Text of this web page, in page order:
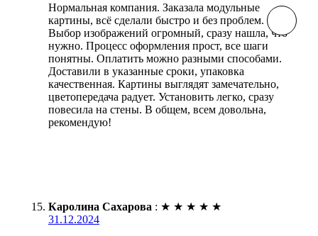
Нормальная компания. Заказала модульные
картины, всё сделали быстро и без проблем.
Выбор изображений огромный, сразу нашла, что
нужно. Процесс оформления прост, все шаги
понятны. Оплатить можно разными способами.
Доставили в указанные сроки, упаковка
качественная. Картины выглядят замечательно,
цветопередача радует. Установить легко, сразу
повесила на стены. В общем, всем довольна,
рекомендую!
Каролина Сахарова : ★ ★ ★ ★ ★
31.12.2024